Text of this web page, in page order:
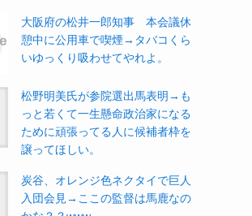
大阪府の松井一郎知事 本会議休
憩中に公用車で喫煙→タバコくら
いゆっくり吸わせてやれよ。
松野明美氏が参院選出馬表明→も
っと若くて一生懸命政治家になる
ために頑張ってる人に候補者枠を
譲ってほしい。
炭谷、オレンジ色ネクタイで巨人
入団会見→ここの監督は馬鹿なの